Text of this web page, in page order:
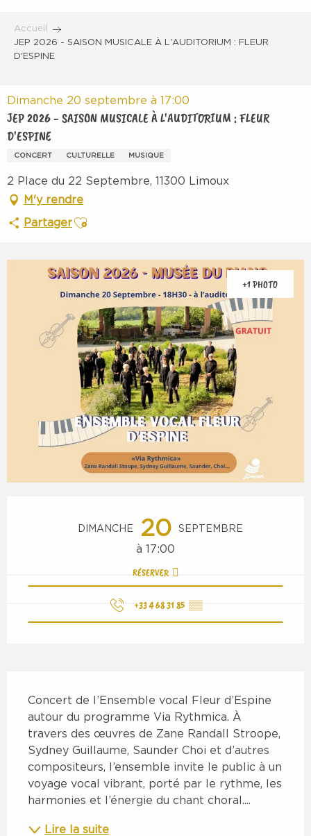
contenu
principal
Accueil
JEP 2026 - SAISON MUSICALE À L'AUDITORIUM : FLEUR
D'ESPINE
Dimanche 20 septembre à 17:00
JEP 2026 - SAISON MUSICALE À L'AUDITORIUM : FLEUR
D'ESPINE
CONCERT CULTURELLE MUSIQUE
2 Place du 22 Septembre, 11300 Limoux
M'y rendre
PartagerAjouter aux favoris
+1 PHOTO
DIMANCHE 20 SEPTEMBRE
à 17:00
RÉSERVER
+33 4 68 31 85 ▒▒
Concert de l’Ensemble vocal Fleur d’Espine
autour du programme Via Rythmica. À
travers des œuvres de Zane Randall Stroope,
Sydney Guillaume, Saunder Choi et d’autres
compositeurs, l’ensemble invite le public à un
voyage vocal vibrant, porté par le rythme, les
harmonies et l’énergie du chant choral....
Lire la suite